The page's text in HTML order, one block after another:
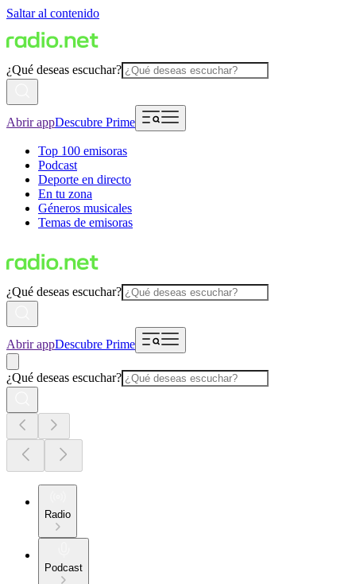
Saltar al contenido
¿Qué deseas escuchar?
Abrir appDescubre Prime
Top 100 emisoras
Podcast
Deporte en directo
En tu zona
Géneros musicales
Temas de emisoras
¿Qué deseas escuchar?
Abrir appDescubre Prime
¿Qué deseas escuchar?
Radio
Podcast